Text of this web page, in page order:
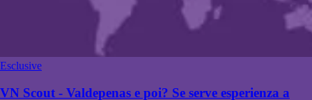
Esclusive
VN Scout - Valdepenas e poi? Se serve esperienza a